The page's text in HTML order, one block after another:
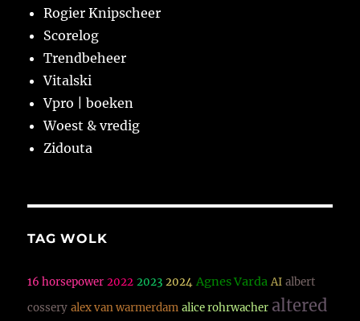
Rogier Knipscheer
Scorelog
Trendbeheer
Vitalski
Vpro | boeken
Woest & vredig
Zidouta
TAG WOLK
16 horsepower 2022 2023 2024 Agnes Varda AI albert
cossery alex van warmerdam alice rohrwacher altered